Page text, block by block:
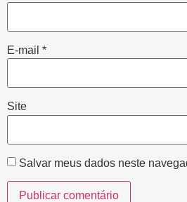
E-mail *
Site
Salvar meus dados neste